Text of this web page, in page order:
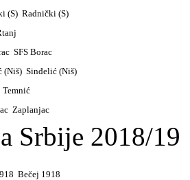
Radnički (S)
SFS Borac
Sinđelić (Niš)
Temnić
Zaplanjac
Srbije 2018/19
Bečej 1918